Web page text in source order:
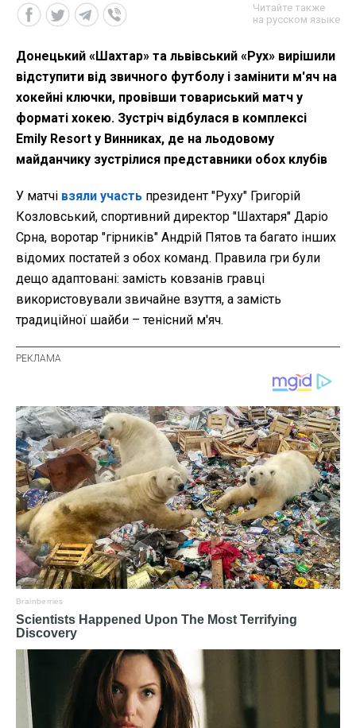
Читайте также
на русском языке
Донецький «Шахтар» та львівський «Рух» вирішили
відступити від звичного футболу і замінити м'яч на
хокейні ключки, провівши товариський матч у
форматі хокею. Зустріч відбулася в комплексі
Emily Resort у Винниках, де на льодовому
майданчику зустрілися представники обох клубів
У матчі взяли участь президент "Руху" Григорій
Козловський, спортивний директор "Шахтаря" Даріо
Срна, воротар "гірників" Андрій Пятов та багато інших
відомих постатей з обох команд. Правила гри були
дещо адаптовані: замість ковзанів гравці
використовували звичайне взуття, а замість
традиційної шайби – тенісний м'яч.